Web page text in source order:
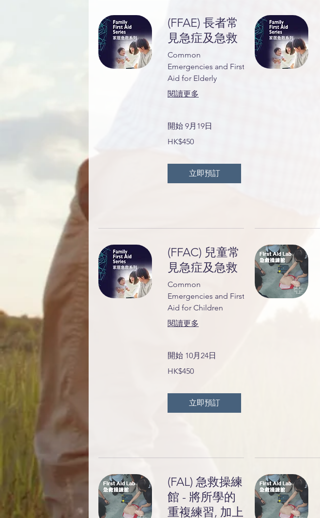
(FFAE) 長者常
見急症及急救
Common
Emergencies and First
Aid for Elderly
閱讀更多
開始 9月19日
港
HK$450
立即預訂
(FFAC) 兒童常
見急症及急救
Common
Emergencies and First
Aid for Children
閱讀更多
開始 10月24日
港
HK$450
立即預訂
(FAL) 急救操練
館 - 將所學的
重複練習, 加上